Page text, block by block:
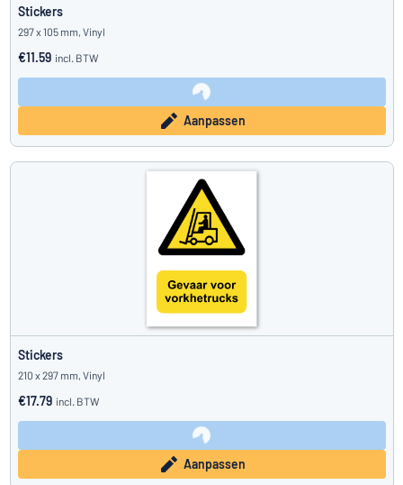
Stickers
297 x 105 mm, Vinyl
€11.59 incl. BTW
Aanpassen
Stickers
210 x 297 mm, Vinyl
€17.79 incl. BTW
Aanpassen